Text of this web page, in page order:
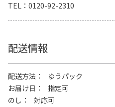
TEL
0120-92-2310
配送情報
配送方法
ゆうパック
お届け日
指定可
のし
対応可